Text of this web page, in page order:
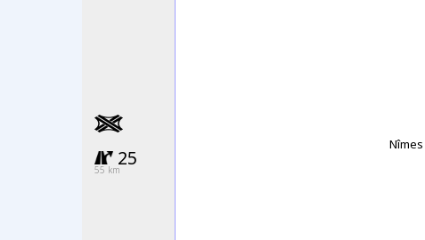
25
55 km
Nîmes